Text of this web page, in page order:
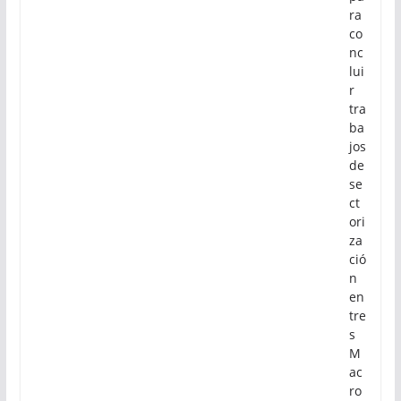
ra
co
nc
lui
r
tra
ba
jos
de
se
ct
ori
za
ció
n
en
tre
s
M
ac
ro